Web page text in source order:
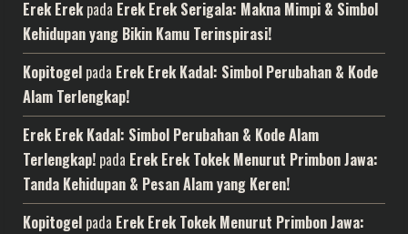
Erek Erek pada Erek Erek Serigala: Makna Mimpi & Simbol
Kehidupan yang Bikin Kamu Terinspirasi!
Kopitogel pada Erek Erek Kadal: Simbol Perubahan & Kode
Alam Terlengkap!
Erek Erek Kadal: Simbol Perubahan & Kode Alam
Terlengkap! pada Erek Erek Tokek Menurut Primbon Jawa:
Tanda Kehidupan & Pesan Alam yang Keren!
Kopitogel pada Erek Erek Tokek Menurut Primbon Jawa: